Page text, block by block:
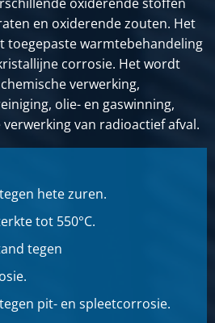
en oxiderende zouten. Het
toegepaste warmtebehandeling
corrosie. Het wordt
verwerking,
olie- en gaswinning,
van radioactief afval.
hete zuren.
tot 550°C.
tegen
pit- en spleetcorrosie.